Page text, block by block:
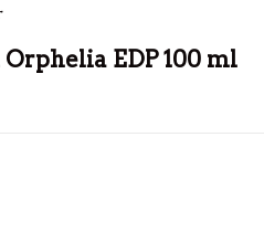
EDP 100 ml